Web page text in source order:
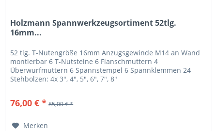
Holzmann Spannwerkzeugsortiment 52tlg.
16mm...
52 tlg. T-Nutengröße 16mm Anzugsgewinde M14 an Wand
montierbar 6 T-Nutsteine 6 Flanschmuttern 4
Überwurfmuttern 6 Spannstempel 6 Spannklemmen 24
Stehbolzen: 4x 3", 4", 5", 6", 7", 8"
76,00 € * 85,00 € *
Merken